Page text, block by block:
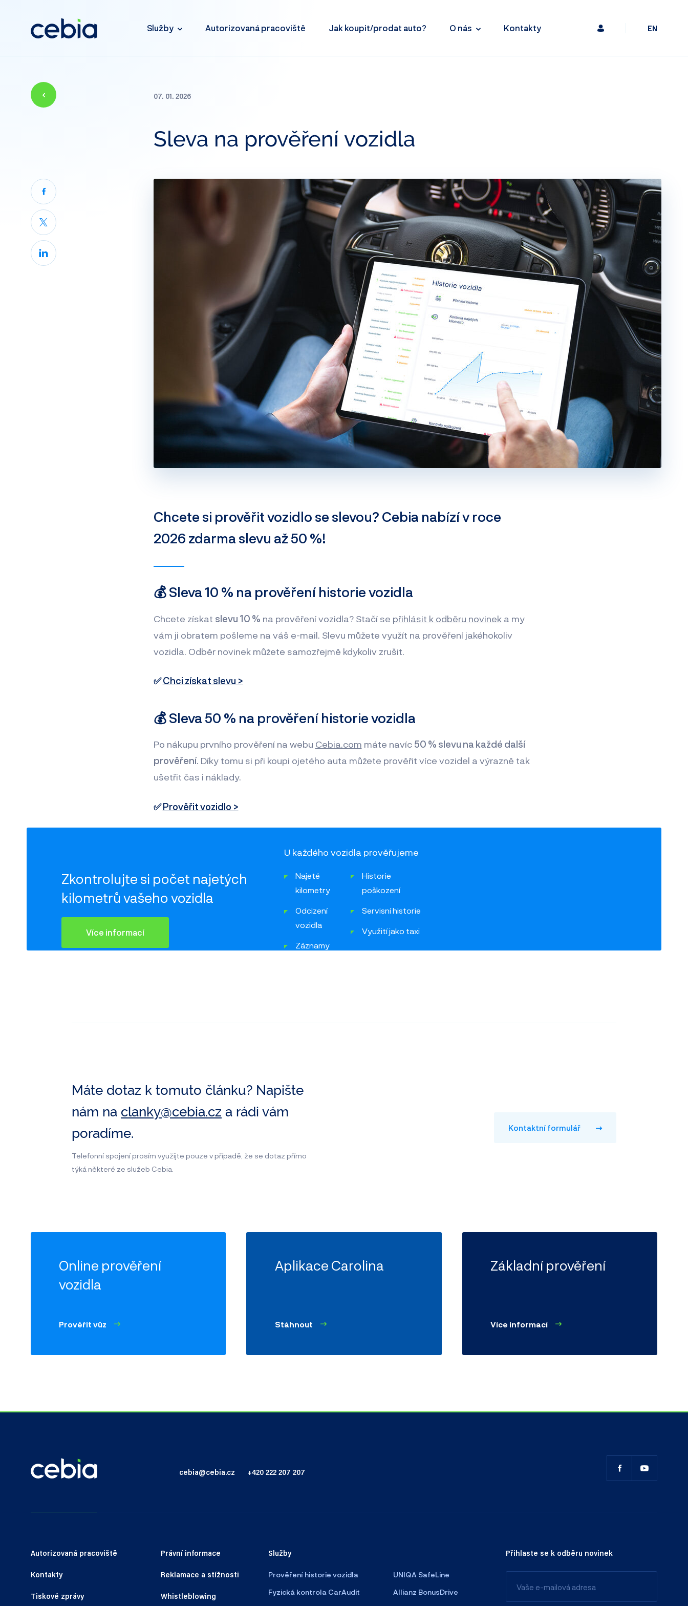
Služby Autorizovaná pracoviště Jak koupit/prodat auto? O nás Kontakty EN
Sleva na prověření vozidla
07. 01. 2026
Chcete si prověřit vozidlo se slevou? Cebia nabízí v roce
2026 zdarma slevu až 50 %!
💰 Sleva 10 % na prověření historie vozidla
Chcete získat slevu 10 % na prověření vozidla? Stačí se přihlásit k odběru novineka my
vám ji obratem pošleme na váš e-mail. Slevu můžete využít na prověření jakéhokoliv
vozidla. Odběr novinek můžete samozřejmě kdykoliv zrušit.
✅Chci získat slevu >
💰 Sleva 50 % na prověření historie vozidla
Po nákupu prvního prověření na webu Cebia.com máte navíc 50 % slevu na každé další
prověření. Díky tomu si při koupi ojetého auta můžete prověřit více vozidel a výrazně tak
ušetřit čas i náklady.
✅Prověřit vozidlo >
Zkontrolujte si počet najetých
kilometrů vašeho vozidla
Více informací
U každého vozidla prověřujeme
Najeté
kilometry
Odcizení
vozidla
Záznamy
Historie
poškození
Servisní historie
Využití jako taxi
Máte dotaz k tomuto článku? Napište
nám na clanky@cebia.cz a rádi vám
poradíme.
Telefonní spojení prosím využijte pouze v případě, že se dotaz přímo
týká některé ze služeb Cebia.
Kontaktní formulář
Online prověření
vozidla
Prověřit vůz
Aplikace Carolina
Stáhnout
Základní prověření
Více informací
cebia@cebia.cz +420 222 207 207
Autorizovaná pracoviště
Kontakty
Tiskové zprávy
Právní informace
Reklamace a stížnosti
Whistleblowing
Služby
Prověření historie vozidla
Fyzická kontrola CarAudit
UNIQA SafeLine
Allianz BonusDrive
Přihlaste se k odběru novinek